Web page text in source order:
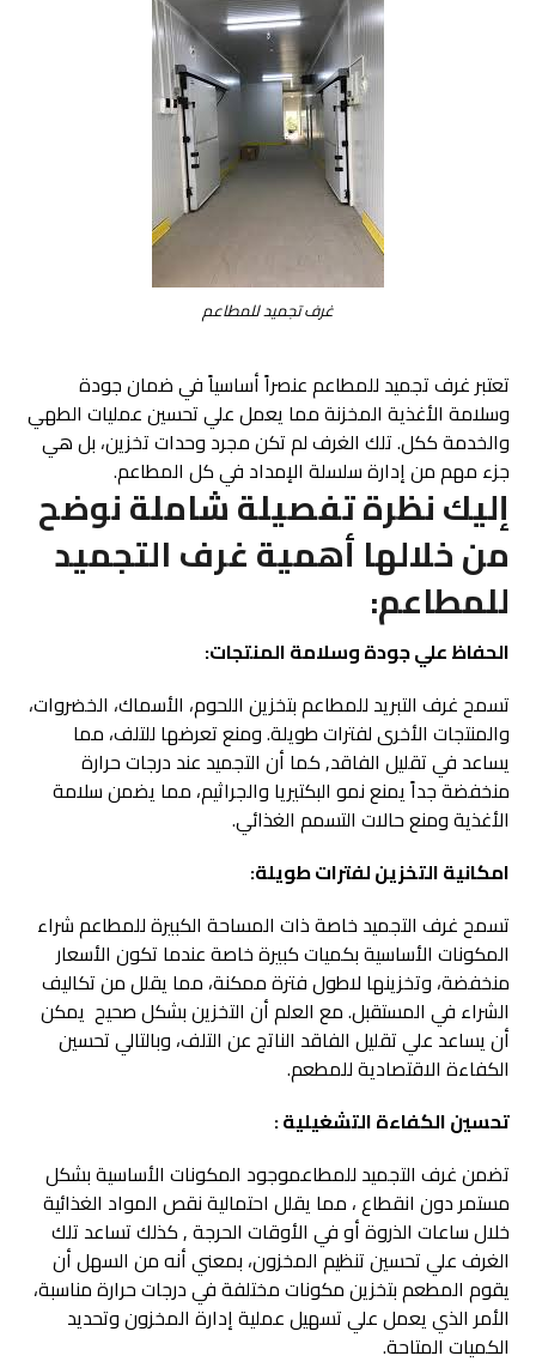
غرف تجميد للمطاعم
تعتبر غرف تجميد للمطاعم عنصراً أساسياً في ضمان جودة
وسلامة الأغذية المخزنة مما يعمل علي تحسين عمليات الطهي
والخدمة ككل. تلك الغرف لم تكن مجرد وحدات تخزين، بل هي
جزء مهم من إدارة سلسلة الإمداد في كل المطاعم.
إليك نظرة تفصيلة شاملة نوضح
من خلالها أهمية غرف التجميد
للمطاعم:
الحفاظ علي جودة وسلامة المنتجات:
تسمح غرف التبريد للمطاعم بتخزين اللحوم، الأسماك، الخضروات،
والمنتجات الأخرى لفترات طويلة. ومنع تعرضها للتلف، مما
يساعد في تقليل الفاقد, كما أن التجميد عند درجات حرارة
منخفضة جداً يمنع نمو البكتيريا والجراثيم، مما يضمن سلامة
الأغذية ومنع حالات التسمم الغذائي.
امكانية التخزين لفترات طويلة:
تسمح غرف التجميد خاصة ذات المساحة الكبيرة للمطاعم شراء
المكونات الأساسية بكميات كبيرة خاصة عندما تكون الأسعار
منخفضة، وتخزينها لاطول فترة ممكنة، مما يقلل من تكاليف
الشراء في المستقبل. مع العلم أن التخزين بشكل صحيح يمكن
أن يساعد علي تقليل الفاقد الناتج عن التلف، وبالتالي تحسين
الكفاءة الاقتصادية للمطعم.
تحسين الكفاءة التشغيلية :
تضمن غرف التجميد للمطاعموجود المكونات الأساسية بشكل
مستمر دون انقطاع ، مما يقلل احتمالية نقص المواد الغذائية
خلال ساعات الذروة أو في الأوقات الحرجة , كذلك تساعد تلك
الغرف علي تحسين تنظيم المخزون، بمعني أنه من السهل أن
يقوم المطعم بتخزين مكونات مختلفة في درجات حرارة مناسبة،
الأمر الذي يعمل علي تسهيل عملية إدارة المخزون وتحديد
الكميات المتاحة.